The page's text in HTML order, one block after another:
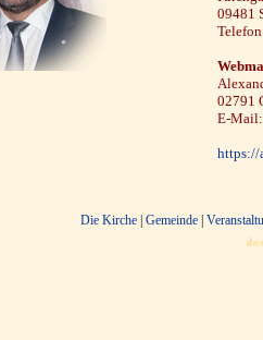
09481
02791
E-
https://
Die Kirche| Gemeinde|